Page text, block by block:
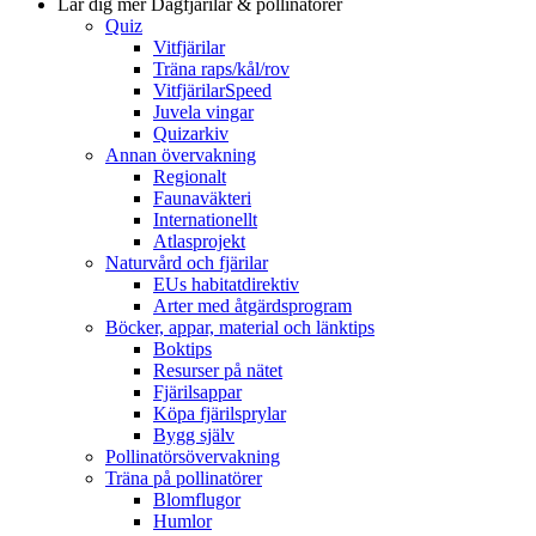
Quiz
Vitfjärilar
Träna raps/kål/rov
VitfjärilarSpeed
Juvela vingar
Quizarkiv
Annan övervakning
Regionalt
Faunaväkteri
Internationellt
Atlasprojekt
Naturvård och fjärilar
EUs habitatdirektiv
Arter med åtgärdsprogram
Böcker, appar, material och länktips
Boktips
Resurser på nätet
Fjärilsappar
Köpa fjärilsprylar
Bygg själv
Pollinatörsövervakning
Träna på pollinatörer
Blomflugor
Humlor